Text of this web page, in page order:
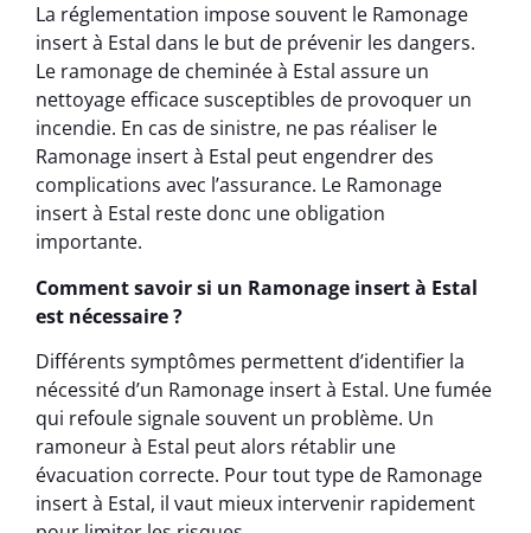
La réglementation impose souvent le Ramonage
insert à Estal dans le but de prévenir les dangers.
Le ramonage de cheminée à Estal assure un
nettoyage efficace susceptibles de provoquer un
incendie. En cas de sinistre, ne pas réaliser le
Ramonage insert à Estal peut engendrer des
complications avec l’assurance. Le Ramonage
insert à Estal reste donc une obligation
importante.
Comment savoir si un Ramonage insert à Estal
est nécessaire ?
Différents symptômes permettent d’identifier la
nécessité d’un Ramonage insert à Estal. Une fumée
qui refoule signale souvent un problème. Un
ramoneur à Estal peut alors rétablir une
évacuation correcte. Pour tout type de Ramonage
insert à Estal, il vaut mieux intervenir rapidement